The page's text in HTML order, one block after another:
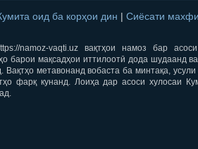
оид ба корҳои дин | Сиёсати
namoz-vaqti.uz вақтҳои намоз бар
барои мақсадҳои иттилоотӣ дода шудаанд
метавонанд вобаста ба минтақа,
фарқ кунанд. Лоиҳа дар асоси хулосаи